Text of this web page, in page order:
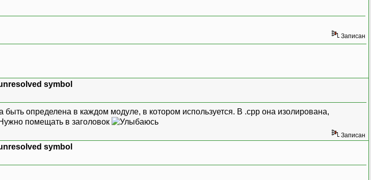
Записан
symbol
быть определена в каждом модуле, в котором используется. В .cpp она изолирована,
помещать в заголовок
Записан
symbol